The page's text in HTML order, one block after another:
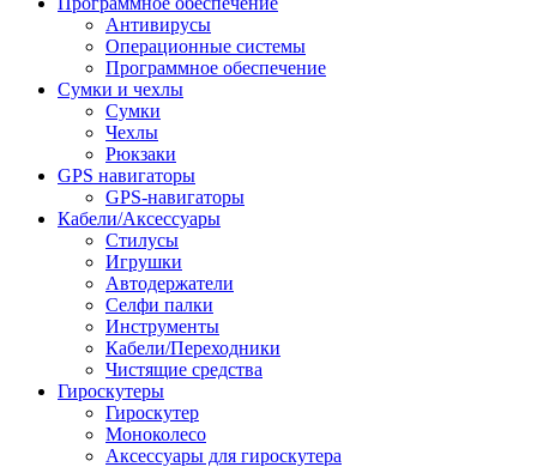
Антивирусы
Операционные системы
Программное обеспечение
Сумки и чехлы
Сумки
Чехлы
Рюкзаки
GPS навигаторы
GPS-навигаторы
Кабели/Аксессуары
Стилусы
Игрушки
Автодержатели
Селфи палки
Инструменты
Кабели/Переходники
Чистящие средства
Гироскутеры
Гироскутер
Моноколесо
Аксессуары для гироскутера